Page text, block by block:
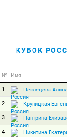
КУБОК
№ Имя
1 Пеклецова Алина
2 Крупицкая
3 Пантрина
4 Никитина